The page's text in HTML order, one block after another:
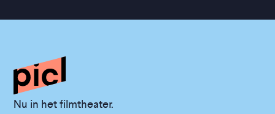
Nu in het filmtheater.